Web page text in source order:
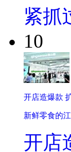
紧抓
10
开店造爆款
新鲜零食的
开店